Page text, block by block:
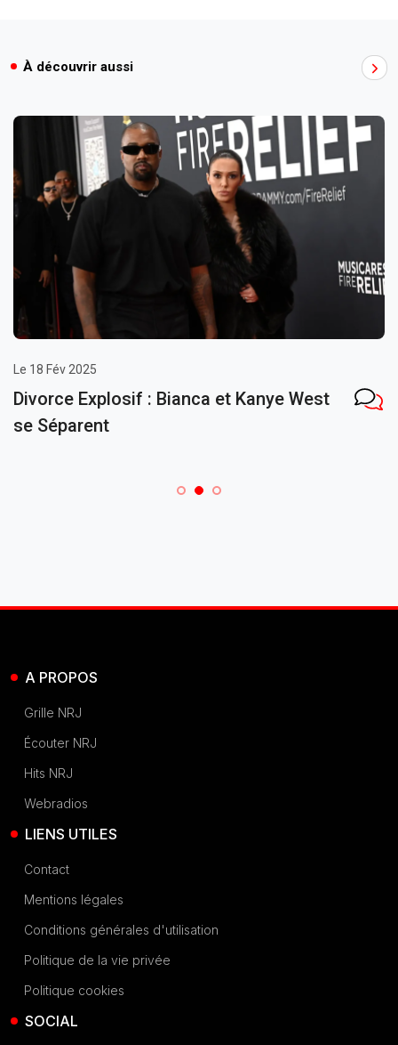
À découvrir aussi
Le 18 Fév 2025
Divorce Explosif : Bianca et Kanye West
se Séparent
A PROPOS
Grille NRJ
Écouter NRJ
Hits NRJ
Webradios
LIENS UTILES
Contact
Mentions légales
Conditions générales d'utilisation
Politique de la vie privée
Politique cookies
SOCIAL